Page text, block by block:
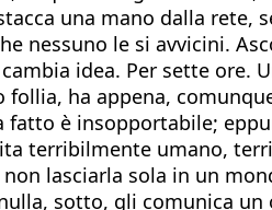
una mano dalla rete,
nessuno le si avvicini.
idea. Per sette ore.
ha appena,
è insopportabile;
terribilmente umano,
lasciarla sola in un
sotto, gli comunica